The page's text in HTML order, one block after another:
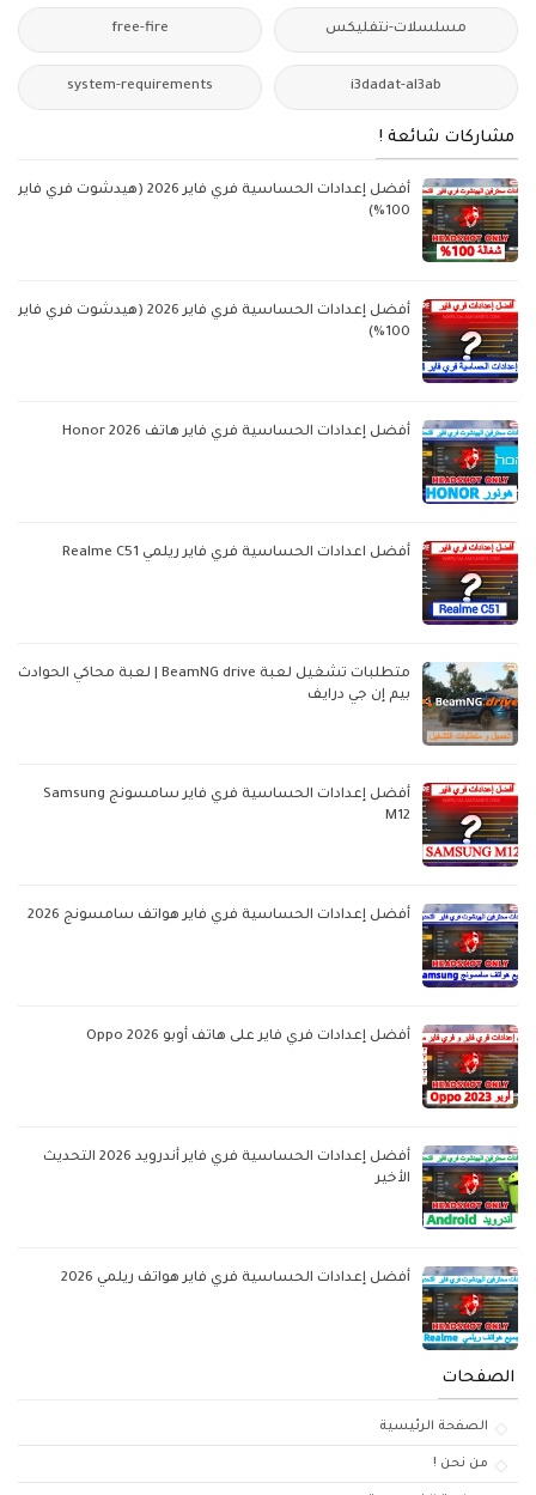
مسلسلات-نتفليكس free-fire
i3dadat-al3ab
system-requirements
مشاركات شائعة !
أفضل إعدادات الحساسية فري فاير 2026 (هيدشوت فري فاير
100%)
أفضل إعدادات الحساسية فري فاير 2026 (هيدشوت فري فاير
100%)
أفضل إعدادات الحساسية فري فاير هاتف Honor 2026
أفضل اعدادات الحساسية فري فاير ريلمي Realme C51
متطلبات تشغيل لعبة BeamNG drive | لعبة محاكي الحوادث
بيم إن جي درايف
أفضل إعدادات الحساسية فري فاير سامسونج Samsung
M12
أفضل إعدادات الحساسية فري فاير هواتف سامسونج 2026
أفضل إعدادات فري فاير على هاتف أوبو Oppo 2026
أفضل إعدادات الحساسية فري فاير أندرويد 2026 التحديث
الأخير
أفضل إعدادات الحساسية فري فاير هواتف ريلمي 2026
الصفحات
الصفحة الرئيسية
من نحن !